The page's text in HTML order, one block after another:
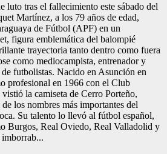
luto tras el fallecimiento este sábado del
Martínez, a los 79 años de edad,
de Fútbol (APF) en un
figura emblemática del balompié
trayectoria tanto dentro como fuera
como mediocampista, entrenador y
futbolistas. Nacido en Asunción en
profesional en 1966 con el Club
la camiseta de Cerro Porteño,
los nombres más importantes del
Su talento lo llevó al fútbol español,
Burgos, Real Oviedo, Real Valladolid y